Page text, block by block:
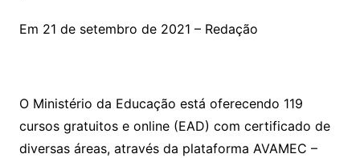
Em 21 de setembro de 2021 – Redação
O Ministério da Educação está oferecendo 119
cursos gratuitos e online (EAD) com certificado de
diversas áreas, através da plataforma AVAMEC –